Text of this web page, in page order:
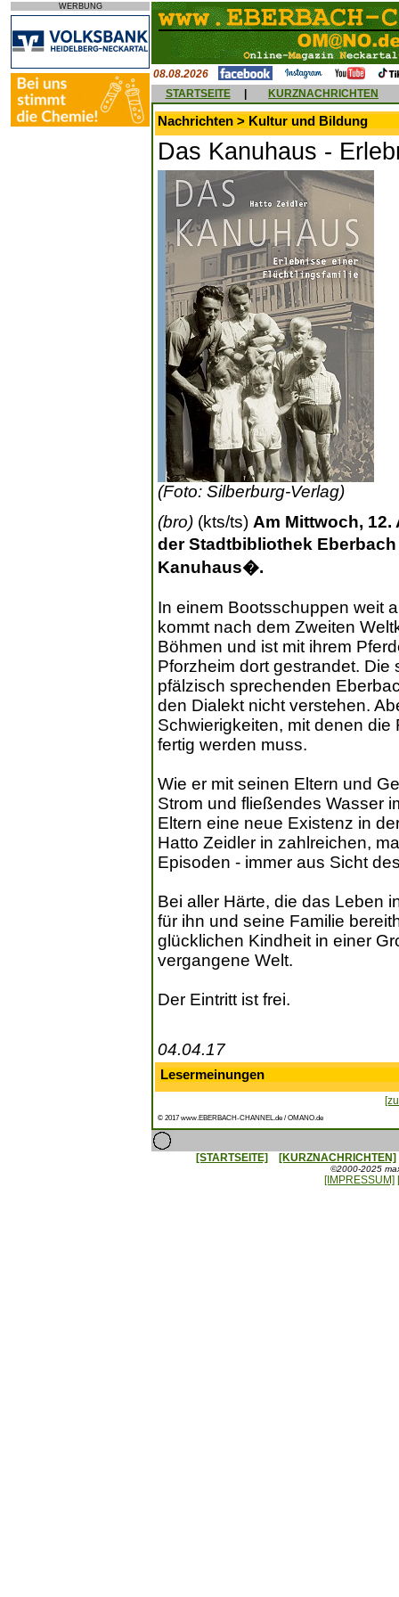
WERBUNG
08.08.2026
STARTSEITE
KURZNACHRICHTEN
Nachrichten > Kultur und Bildung
Das Kanuhaus -
(Foto: Silberburg-Verlag)
(bro) (kts/ts) Am Mittwoch, 12.
der Stadtbibliothek
Kanuhaus�.
In einem Bootsschuppen weit
kommt nach dem Zweiten
Böhmen und ist mit ihrem
Pforzheim dort gestrandet.
pfälzisch sprechenden
den Dialekt nicht verstehen.
Schwierigkeiten, mit denen die
fertig werden muss.
Wie er mit seinen Eltern und
Strom und fließendes Wasser
Eltern eine neue Existenz in
Hatto Zeidler in zahlreichen,
Episoden - immer aus Sicht
Bei aller Härte, die das Leben
für ihn und seine Familie
glücklichen Kindheit in einer
vergangene Welt.
Der Eintritt ist frei.
04.04.17
Lesermeinungen
© 2017 www.EBERBACH-CHANNEL.de / OMANO.de
[STARTSEITE] [KURZNACHRICHTEN]
©2000-2025
[IMPRESSUM]